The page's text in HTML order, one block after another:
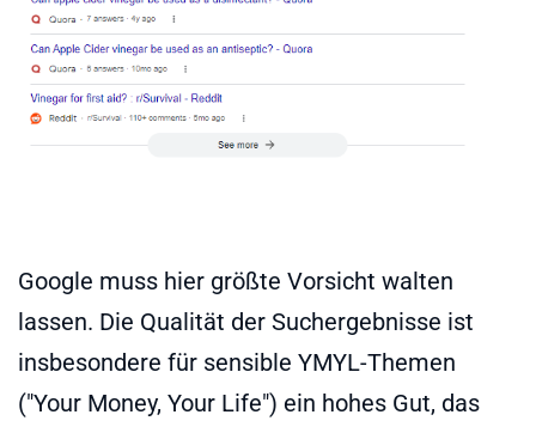
Google muss hier größte Vorsicht walten
lassen. Die Qualität der Suchergebnisse ist
insbesondere für sensible YMYL-Themen
("Your Money, Your Life") ein hohes Gut, das